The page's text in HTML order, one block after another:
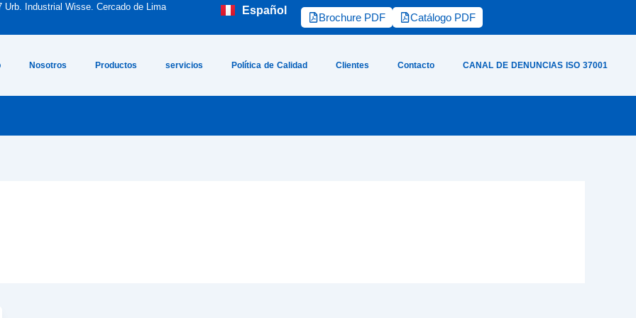
Urb. Industrial Wisse. Cercado de Lima Español
English Brochure PDF Catálogo PDF
Nosotros Productos servicios Política de Calidad Clientes Contacto CANAL DE DENUNCIAS ISO 37001